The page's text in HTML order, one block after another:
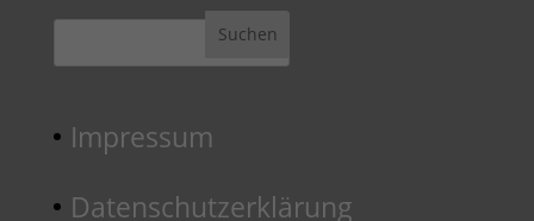
Impressum
Datenschutzerklärung